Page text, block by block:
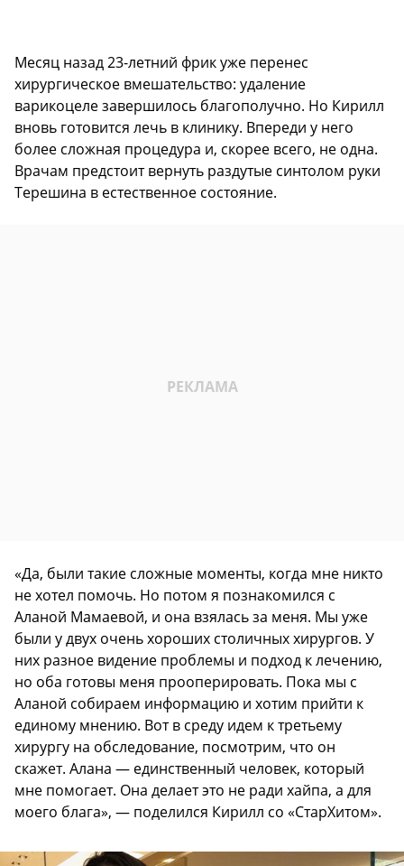
Месяц назад 23-летний фрик уже перенес
хирургическое вмешательство: удаление
варикоцеле завершилось благополучно. Но Кирилл
вновь готовится лечь в клинику. Впереди у него
более сложная процедура и, скорее всего, не одна.
Врачам предстоит вернуть раздутые синтолом руки
Терешина в естественное состояние.
«Да, были такие сложные моменты, когда мне никто
не хотел помочь. Но потом я познакомился с
Аланой Мамаевой, и она взялась за меня. Мы уже
были у двух очень хороших столичных хирургов. У
них разное видение проблемы и подход к лечению,
но оба готовы меня прооперировать. Пока мы с
Аланой собираем информацию и хотим прийти к
единому мнению. Вот в среду идем к третьему
хирургу на обследование, посмотрим, что он
скажет. Алана — единственный человек, который
мне помогает. Она делает это не ради хайпа, а для
моего блага», — поделился Кирилл со «СтарХитом».